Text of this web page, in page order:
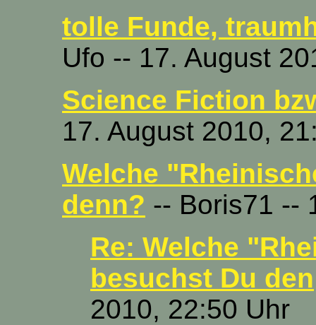
tolle Funde,
Ufo -- 17. August
Science Fiction
17. August 2010,
Welche
denn? -- Boris71 --
Re: Welche
besuchst Du den
2010, 22:50 Uhr